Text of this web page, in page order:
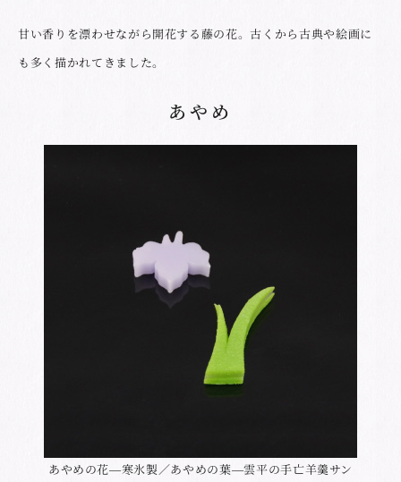
甘い香りを漂わせながら開花する藤の花。古くから古典や絵画に
も多く描かれてきました。
あやめ
あやめの花―寒氷製／あやめの葉―雲平の手亡羊羹サン